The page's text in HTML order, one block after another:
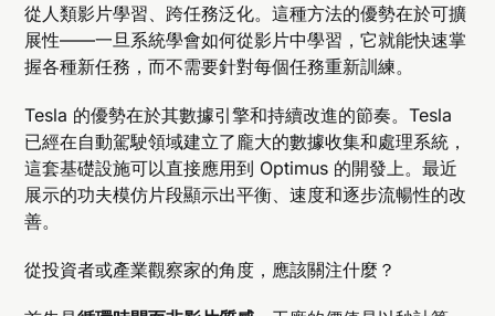
從人類影片學習、跨任務泛化。這種方法的優勢在於可擴
展性——一旦系統學會如何從影片中學習，它就能快速掌
握各種新任務，而不需要針對每個任務重新訓練。
Tesla 的優勢在於其數據引擎和持續改進的節奏。Tesla
已經在自動駕駛領域建立了龐大的數據收集和處理系統，
這套基礎設施可以直接應用到 Optimus 的開發上。最近
展示的功夫模仿片段顯示出平衡、速度和逐步流暢性的改
善。
從投資者或產業觀察家的角度，應該關注什麼？